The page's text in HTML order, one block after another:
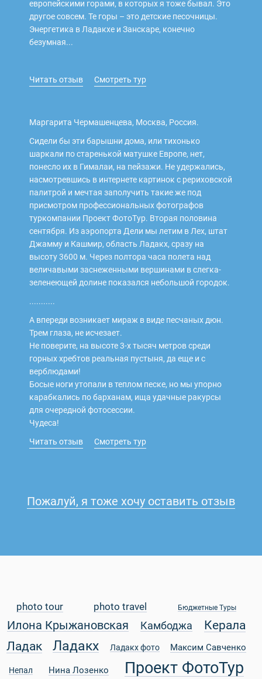
Service Дахаб
европейскими горами, в которых я тоже бывал. Это
другое совсем. Те горы – это детские песочницы.
Энергетика в Ладакхе и Занскаре, конечно
безумная...
Читать отзыв Смотреть тур
Маргарита Чермашенцева, Москва, Россия.
Сидели бы эти барышни дома, или тихонько
шаркали по старенькой матушке Европе, нет,
понесло их в Гималаи, на пейзажи. Не удержались,
насмотревшись в интернете картинок с рериховской
палитрой и мечтая заполучить такие же под
присмотром профессиональных фотографов
туркомпании Проект ФотоТур. Вторая половина
сентября. Из аэропорта Дели мы летим в Лех, штат
Джамму и Кашмир, область Ладакх, сразу на
высоту 3600 м. Через полтора часа полета над
величавыми заснеженными вершинами в слегка-
зеленеющей долине показался небольшой городок.
...........
А впереди возникает мираж в виде песчаных дюн.
Трем глаза, не исчезает.
Не поверите, на высоте 3-х тысяч метров среди
горных хребтов реальная пустыня, да еще и с
верблюдами!
Босые ноги утопали в теплом песке, но мы упорно
карабкались по барханам, ища удачные ракурсы
для очередной фотосессии.
Чудеса!
Читать отзыв
Смотреть тур
Пожалуй, я тоже хочу оставить отзыв
photo tour photo travel Бюджетные Туры
Илона Крыжановская Камбоджа
Керала
Ладак
Ладакх Ладакх фото Максим Савченко
Непал Нина Лозенко Проект ФотоТур